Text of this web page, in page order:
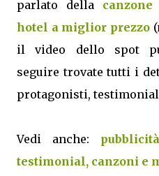
parlato della
hotel a miglior prezzo
il video dello spot
seguire trovate tutti i
protagonisti,
Vedi anche:
testimonial, canzoni e